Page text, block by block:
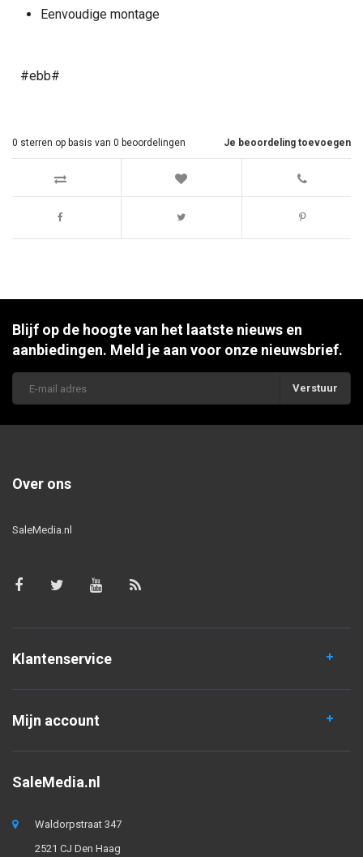
Eenvoudige montage
#ebb#
Je beoordeling toevoegen
0 sterren op basis van 0 beoordelingen
Blijf op de hoogte van het laatste nieuws en
aanbiedingen. Meld je aan voor onze nieuwsbrief.
Verstuur
Over ons
SaleMedia.nl
Klantenservice
Mijn account
SaleMedia.nl
Waldorpstraat 347
2521 CJ Den Haag